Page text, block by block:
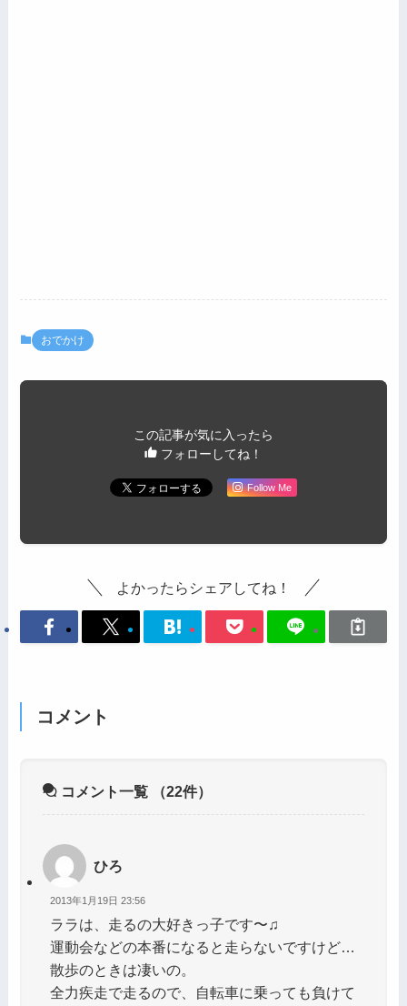
おでかけ
この記事が気に入ったら
フォローしてね！
Follow Me
よかったらシェアしてね！
コメント
コメント一覧 （22件）
ひろ
2013年1月19日 23:56
ララは、走るの大好きっ子です〜♫
運動会などの本番になると走らないですけど…
散歩のときは凄いの。
全力疾走で走るので、自転車に乗っても負けて